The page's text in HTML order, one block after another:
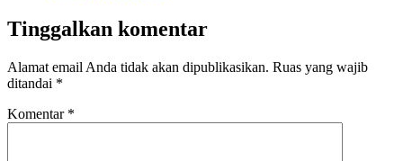
Tinggalkan komentar
Alamat email Anda tidak akan dipublikasikan. Ruas yang wajib
ditandai *
Komentar *